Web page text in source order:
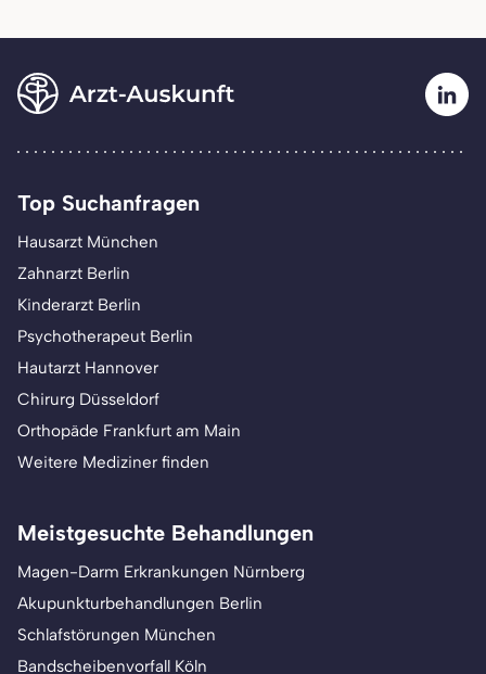
Top Suchanfragen
Hausarzt München
Zahnarzt Berlin
Kinderarzt Berlin
Psychotherapeut Berlin
Hautarzt Hannover
Chirurg Düsseldorf
Orthopäde Frankfurt am Main
Weitere Mediziner finden
Meistgesuchte Behandlungen
Magen-Darm Erkrankungen Nürnberg
Akupunkturbehandlungen Berlin
Schlafstörungen München
Bandscheibenvorfall Köln